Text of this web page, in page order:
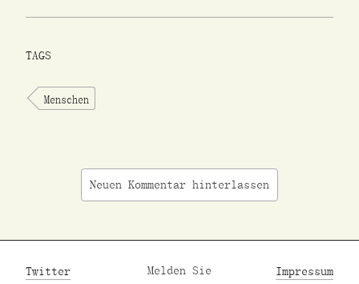
TAGS
Menschen
Neuen Kommentar hinterlassen
Twitter
Melden Sie
Impressum